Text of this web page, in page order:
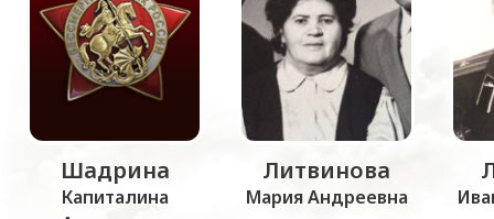
Шадрина
Капиталина
Литвинова
Мария Андреевна